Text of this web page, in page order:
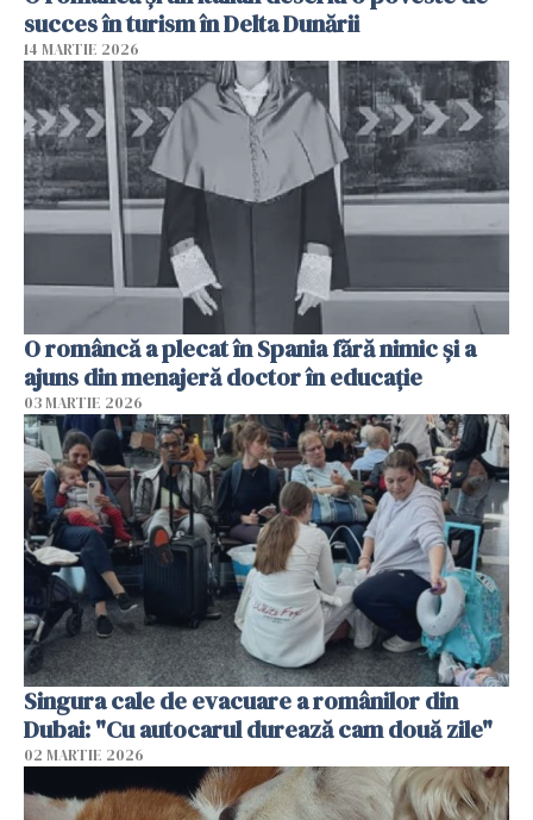
succes în turism în Delta Dunării
14 MARTIE 2026
O româncă a plecat în Spania fără nimic și a
ajuns din menajeră doctor în educație
03 MARTIE 2026
Singura cale de evacuare a românilor din
Dubai: "Cu autocarul durează cam două zile"
02 MARTIE 2026